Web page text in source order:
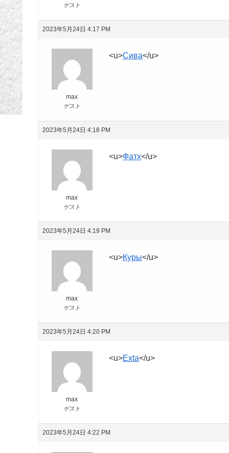
ゲスト
2023年5月24日 4:17 PM
max
ゲスト
<u>Сива</u>
2023年5月24日 4:18 PM
max
ゲスト
<u>Фатх</u>
2023年5月24日 4:19 PM
max
ゲスト
<u>Куры</u>
2023年5月24日 4:20 PM
max
ゲスト
<u>Exta</u>
2023年5月24日 4:22 PM